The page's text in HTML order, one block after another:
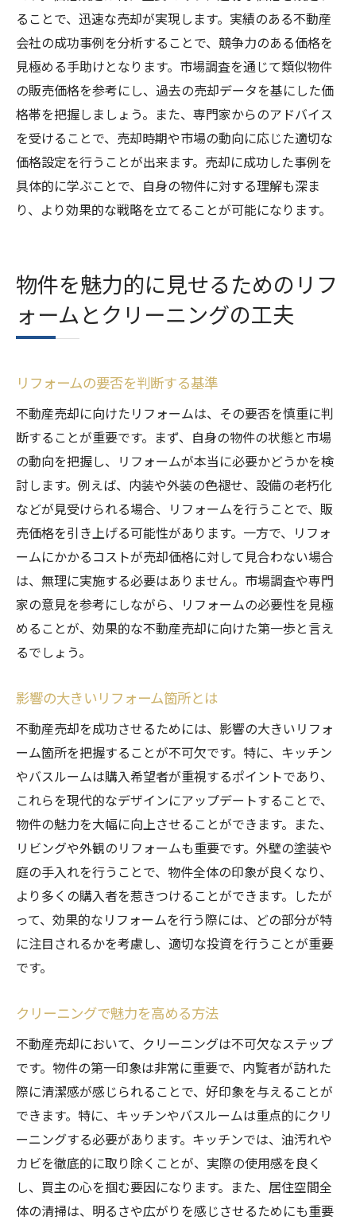
ることで、迅速な売却が実現します。実績のある不動産
会社の成功事例を分析することで、競争力のある価格を
見極める手助けとなります。市場調査を通じて類似物件
の販売価格を参考にし、過去の売却データを基にした価
格帯を把握しましょう。また、専門家からのアドバイス
を受けることで、売却時期や市場の動向に応じた適切な
価格設定を行うことが出来ます。売却に成功した事例を
具体的に学ぶことで、自身の物件に対する理解も深ま
り、より効果的な戦略を立てることが可能になります。
物件を魅力的に見せるためのリフ
ォームとクリーニングの工夫
リフォームの要否を判断する基準
不動産売却に向けたリフォームは、その要否を慎重に判
断することが重要です。まず、自身の物件の状態と市場
の動向を把握し、リフォームが本当に必要かどうかを検
討します。例えば、内装や外装の色褪せ、設備の老朽化
などが見受けられる場合、リフォームを行うことで、販
売価格を引き上げる可能性があります。一方で、リフォ
ームにかかるコストが売却価格に対して見合わない場合
は、無理に実施する必要はありません。市場調査や専門
家の意見を参考にしながら、リフォームの必要性を見極
めることが、効果的な不動産売却に向けた第一歩と言え
るでしょう。
影響の大きいリフォーム箇所とは
不動産売却を成功させるためには、影響の大きいリフォ
ーム箇所を把握することが不可欠です。特に、キッチン
やバスルームは購入希望者が重視するポイントであり、
これらを現代的なデザインにアップデートすることで、
物件の魅力を大幅に向上させることができます。また、
リビングや外観のリフォームも重要です。外壁の塗装や
庭の手入れを行うことで、物件全体の印象が良くなり、
より多くの購入者を惹きつけることができます。したが
って、効果的なリフォームを行う際には、どの部分が特
に注目されるかを考慮し、適切な投資を行うことが重要
です。
クリーニングで魅力を高める方法
不動産売却において、クリーニングは不可欠なステップ
です。物件の第一印象は非常に重要で、内覧者が訪れた
際に清潔感が感じられることで、好印象を与えることが
できます。特に、キッチンやバスルームは重点的にクリ
ーニングする必要があります。キッチンでは、油汚れや
カビを徹底的に取り除くことが、実際の使用感を良く
し、買主の心を掴む要因になります。また、居住空間全
体の清掃は、明るさや広がりを感じさせるためにも重要